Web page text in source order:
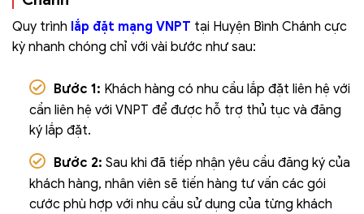
Quy trình lắp đặt mạng VNPT tại Huyện Bình Chánh cực
kỳ nhanh chóng chỉ với vài bước như sau:
Bước 1: Khách hàng có nhu cầu lắp đặt liên hệ với
cần liên hệ với VNPT để được hỗ trợ thủ tục và đăng
ký lắp đặt.
Bước 2: Sau khi đã tiếp nhận yêu cầu đăng ký của
khách hàng, nhân viên sẽ tiến hàng tư vấn các gói
cước phù hợp với nhu cầu sử dụng của từng khách